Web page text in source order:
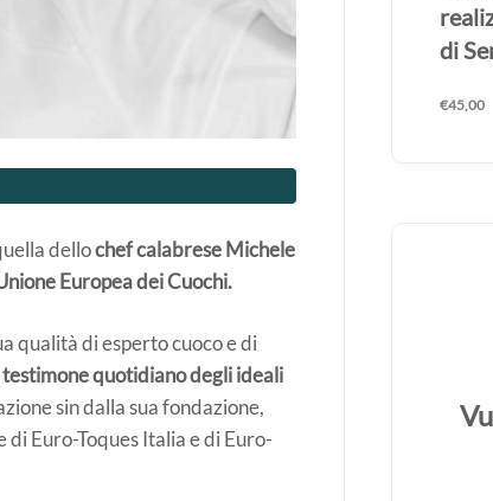
dellochef calabrese Michele
Europea dei Cuochi.
qualità di esperto cuoco e di
testimone quotidiano degli ideali
sin dalla sua fondazione,
Euro-Toques Italia e di Euro-
di
€45,00